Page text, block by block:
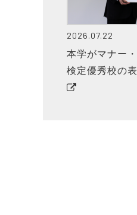
2026.07.22
本学がマナー
検定優秀校の